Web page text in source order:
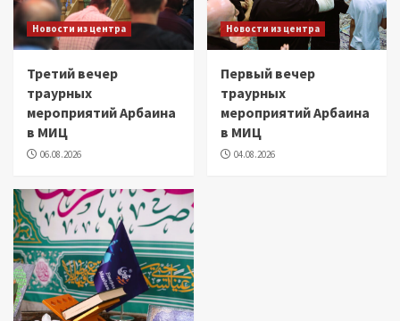
Новости из центра
Третий вечер
траурных
мероприятий Арбаина
в МИЦ
06.08.2026
Новости из центра
Первый вечер
траурных
мероприятий Арбаина
в МИЦ
04.08.2026